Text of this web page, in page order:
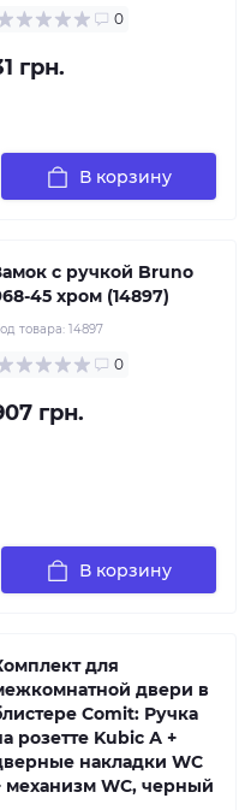
0
грн.
В корзину
с ручкой Bruno
45 хром (14897)
товара: 14897
0
грн.
В корзину
для
двери в
Comit: Ручка
розетте Kubic А +
накладки WC
механизм WC, черный